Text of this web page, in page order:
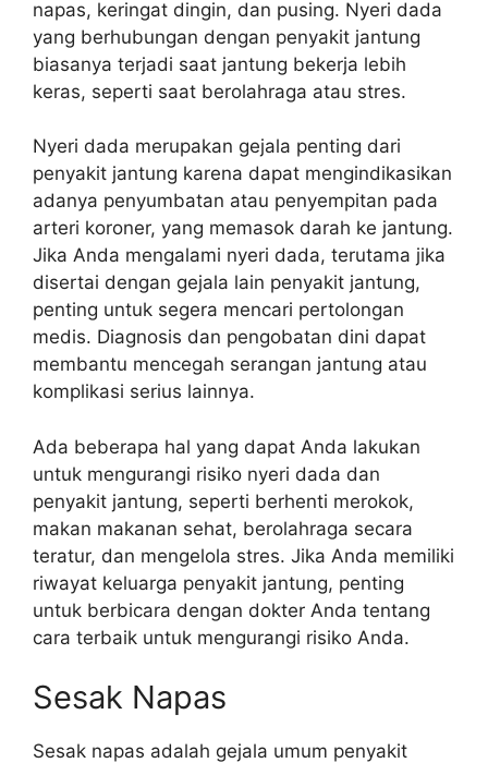
napas, keringat dingin, dan pusing. Nyeri dada
yang berhubungan dengan penyakit jantung
biasanya terjadi saat jantung bekerja lebih
keras, seperti saat berolahraga atau stres.
Nyeri dada merupakan gejala penting dari
penyakit jantung karena dapat mengindikasikan
adanya penyumbatan atau penyempitan pada
arteri koroner, yang memasok darah ke jantung.
Jika Anda mengalami nyeri dada, terutama jika
disertai dengan gejala lain penyakit jantung,
penting untuk segera mencari pertolongan
medis. Diagnosis dan pengobatan dini dapat
membantu mencegah serangan jantung atau
komplikasi serius lainnya.
Ada beberapa hal yang dapat Anda lakukan
untuk mengurangi risiko nyeri dada dan
penyakit jantung, seperti berhenti merokok,
makan makanan sehat, berolahraga secara
teratur, dan mengelola stres. Jika Anda memiliki
riwayat keluarga penyakit jantung, penting
untuk berbicara dengan dokter Anda tentang
cara terbaik untuk mengurangi risiko Anda.
Sesak Napas
Sesak napas adalah gejala umum penyakit